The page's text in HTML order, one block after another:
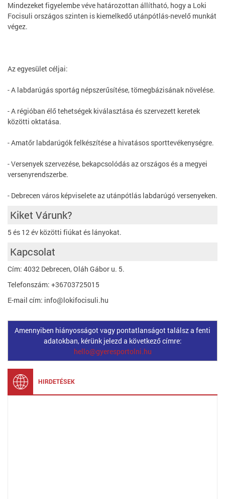
Mindezeket figyelembe véve határozottan állítható, hogy a Loki
Focisuli országos szinten is kiemelkedő utánpótlás-nevelő munkát
végez.
Az egyesület céljai:
- A labdarúgás sportág népszerűsítése, tömegbázisának növelése.
- A régióban élő tehetségek kiválasztása és szervezett keretek
közötti oktatása.
- Amatőr labdarúgók felkészítése a hivatásos sporttevékenységre.
- Versenyek szervezése, bekapcsolódás az országos és a megyei
versenyrendszerbe.
- Debrecen város képviselete az utánpótlás labdarúgó versenyeken.
Kiket Várunk?
5 és 12 év közötti fiúkat és lányokat.
Kapcsolat
Cím: 4032 Debrecen, Oláh Gábor u. 5.
Telefonszám: +36703725015
E-mail cím: info@lokifocisuli.hu
Amennyiben hiányosságot vagy pontatlanságot találsz a fenti
adatokban, kérünk jelezd a következő címre:
hello@gyeresportolni.hu
HIRDETÉSEK